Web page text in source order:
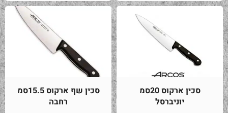
סכין ארקוס 20סמ
יוניברסל
סכין שף ארקוס 15.5סמ
רחבה